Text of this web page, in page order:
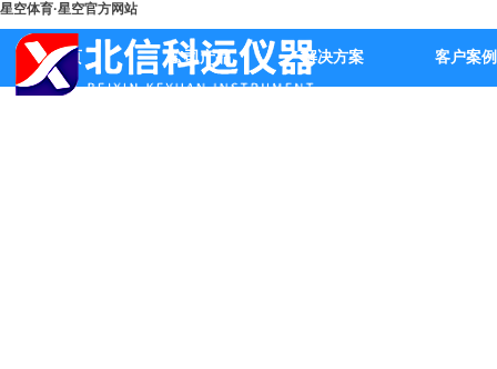
星空体育·星空官方网站
首页 公司产品 解决方案 客户案例